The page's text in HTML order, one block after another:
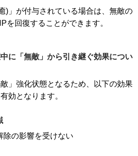
)」が付与されている場合は、無敵の
を回復することができます。
中に「無敵」から引き継ぐ効果につい
敵」強化状態となるため、以下の効果
効となります。
除の影響を受けない